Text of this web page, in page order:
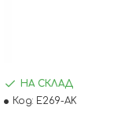
НА СКЛАД
Код: E269-AK